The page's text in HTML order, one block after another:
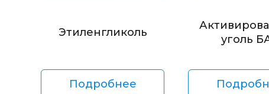
Этиленгликоль
Подробнее
уголь